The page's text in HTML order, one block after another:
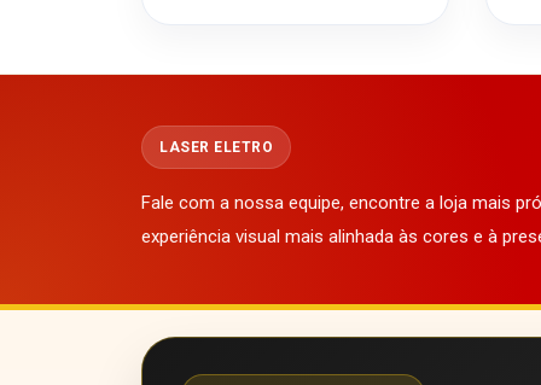
LASER ELETRO
Fale com a nossa equipe, encontre a loja mais
experiência visual mais alinhada às cores e à